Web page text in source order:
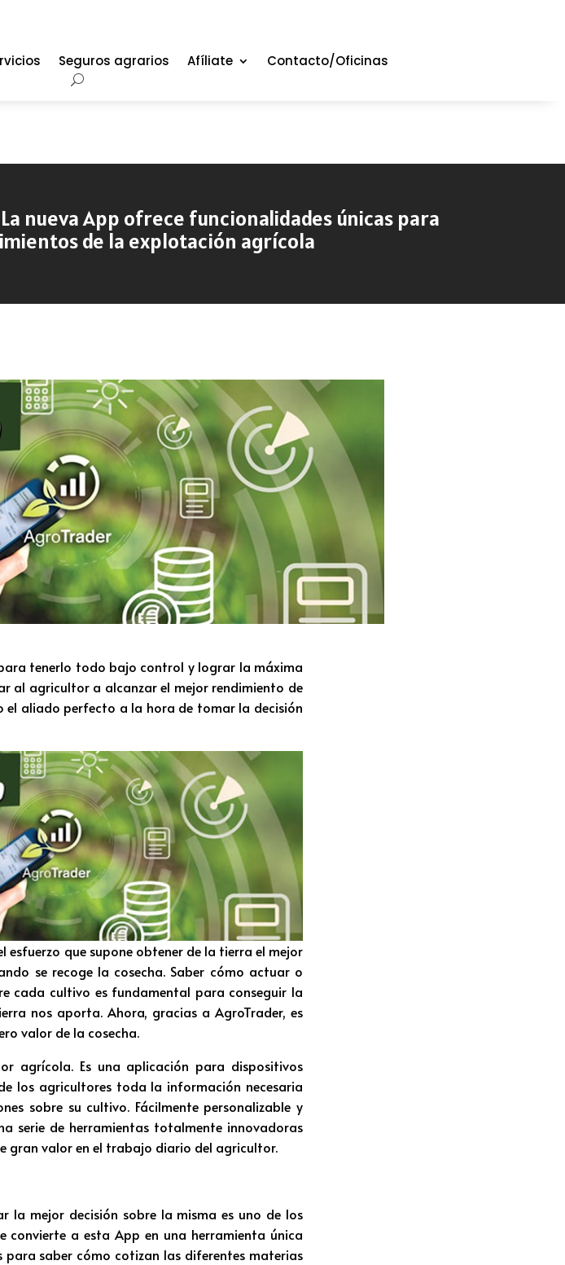
Seguros agrarios Afíliate Contacto/Oficinas
nueva App ofrece funcionalidades únicas para
de la explotación agrícola
tenerlo todo bajo control y lograr la máxima
al agricultor a alcanzar el mejor rendimiento de
el aliado perfecto a la hora de tomar la decisión
esfuerzo que supone obtener de la tierra el mejor
se recoge la cosecha. Saber cómo actuar o
cada cultivo es fundamental para conseguir la
nos aporta. Ahora, gracias a AgroTrader, es
valor de la cosecha.
agrícola. Es una aplicación para dispositivos
los agricultores toda la información necesaria
sobre su cultivo. Fácilmente personalizable y
serie de herramientas totalmente innovadoras
gran valor en el trabajo diario del agricultor.
la mejor decisión sobre la misma es uno de los
convierte a esta App en una herramienta única
saber cómo cotizan las diferentes materias